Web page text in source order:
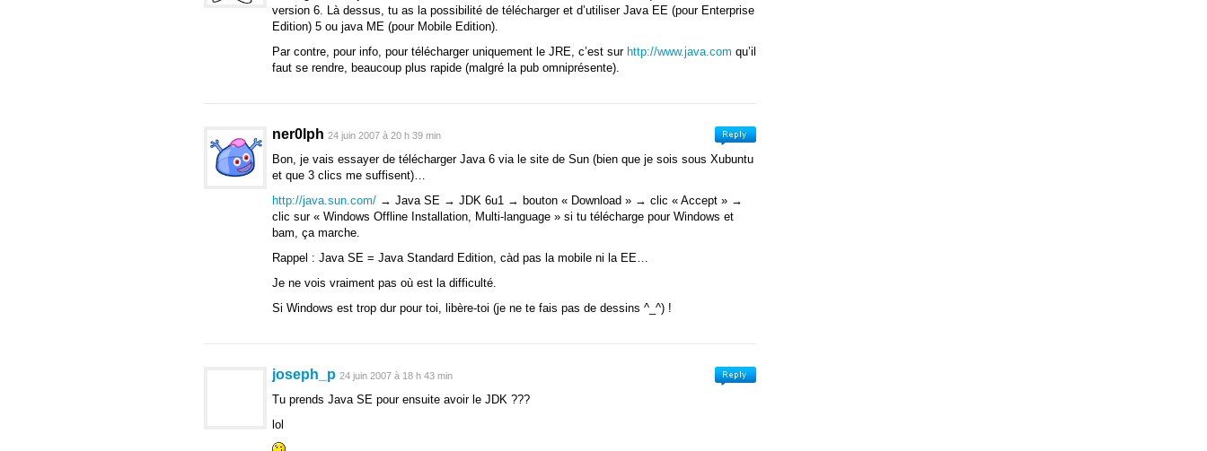
version 6. Là dessus, tu as la possibilité de télécharger et d’utiliser Java EE (pour Enterprise
Edition) 5 ou java ME (pour Mobile Edition).
Par contre, pour info, pour télécharger uniquement le JRE, c’est sur http://www.java.com qu’il
faut se rendre, beaucoup plus rapide (malgré la pub omniprésente).
ner0lph 24 juin 2007 à 20 h 39 min
Bon, je vais essayer de télécharger Java 6 via le site de Sun (bien que je sois sous Xubuntu
et que 3 clics me suffisent)…
http://java.sun.com/ → Java SE → JDK 6u1 → bouton « Download » → clic « Accept » →
clic sur « Windows Offline Installation, Multi-language » si tu télécharge pour Windows et
bam, ça marche.
Rappel : Java SE = Java Standard Edition, càd pas la mobile ni la EE…
Je ne vois vraiment pas où est la difficulté.
Si Windows est trop dur pour toi, libère-toi (je ne te fais pas de dessins ^_^) !
joseph_p 24 juin 2007 à 18 h 43 min
Tu prends Java SE pour ensuite avoir le JDK ???
lol